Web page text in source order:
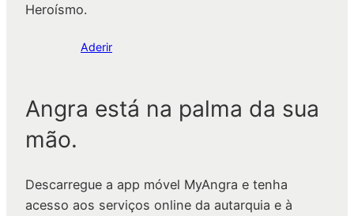
Heroísmo.
Aderir
Angra está na palma da sua
mão.
Descarregue a app móvel MyAngra e tenha
acesso aos serviços online da autarquia e à